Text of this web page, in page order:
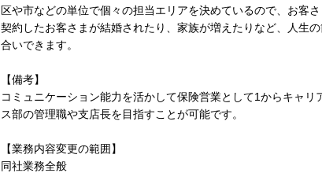
区や市などの単位で個々の担当エリアを決めているので、お客
契約したお客さまが結婚されたり、家族が増えたりなど、人生
合いできます。
【備考】
コミュニケーション能力を活かして保険営業として1からキャ
ス部の管理職や支店長を目指すことが可能です。
【業務内容変更の範囲】
同社業務全般